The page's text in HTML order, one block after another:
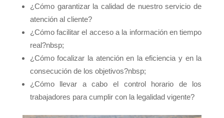
¿Cómo garantizar la calidad de nuestro servicio de
atención al cliente?
¿Cómo facilitar el acceso a la información en tiempo
real?nbsp;
¿Cómo focalizar la atención en la eficiencia y en la
consecución de los objetivos?nbsp;
¿Cómo llevar a cabo el control horario de los
trabajadores para cumplir con la legalidad vigente?